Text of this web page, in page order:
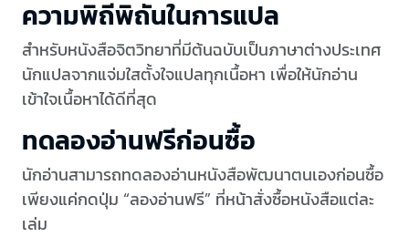
ความพิถีพิถันในการแปล
สำหรับหนังสือจิตวิทยาที่มีต้นฉบับเป็นภาษาต่างประเทศ
นักแปลจากแจ่มใสตั้งใจแปลทุกเนื้อหา เพื่อให้นักอ่าน
เข้าใจเนื้อหาได้ดีที่สุด
ทดลองอ่านฟรีก่อนซื้อ
นักอ่านสามารถทดลองอ่านหนังสือพัฒนาตนเองก่อนซื้อ
เพียงแค่กดปุ่ม “ลองอ่านฟรี” ที่หน้าสั่งซื้อหนังสือแต่ละ
เล่ม